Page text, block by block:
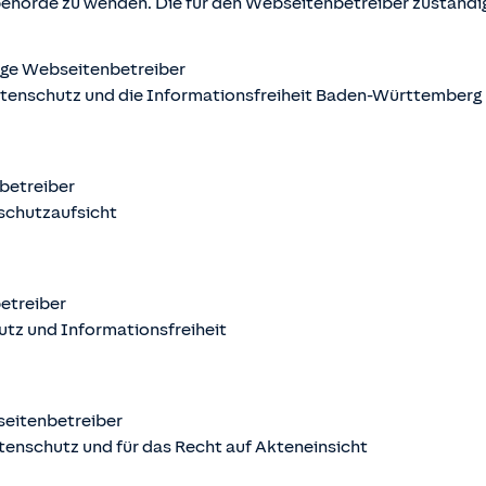
Webseitenbetreiber
und die Informationsfreiheit Baden-Württemberg
und Informationsfreiheit
und für das Recht auf Akteneinsicht